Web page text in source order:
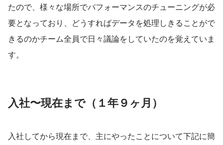
たので、様々な場所でパフォーマンスのチューニングが必
要となっており、どうすればデータを処理しきることがで
きるのかチーム全員で日々議論をしていたのを覚えていま
す。
入社〜現在まで（１年９ヶ月）
入社してから現在まで、主にやったことについて下記に簡